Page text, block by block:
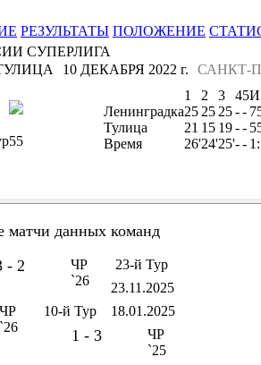
РЕЗУЛЬТАТЫ ПОЛОЖЕНИЕ
СУПЕРЛИГА
САНКТ-
10 ДЕКАБРЯ 2022 г.
55
1 2 3 45И
Ленинградка25 25 25--
Тулица
21 15 19--
Время
26'24'25'--
матчи данных команд
- 2
ЧР
`26
23-й Тур
23.11.2025
ЧР
`26
10-й Тур 18.01.2025
1 - 3
ЧР
`25